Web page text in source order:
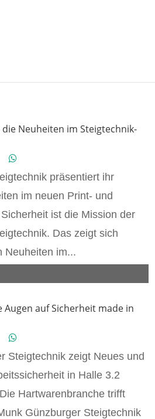
Neuheiten im Steigtechnik-
präsentiert ihr
im neuen Print- und
ist die Mission der
Das zeigt sich
Neuheiten im...
Augen auf Sicherheit made in
Steigtechnik zeigt Neues und
in Halle 3.2
Hartwarenbranche trifft
Günzburger Steigtechnik